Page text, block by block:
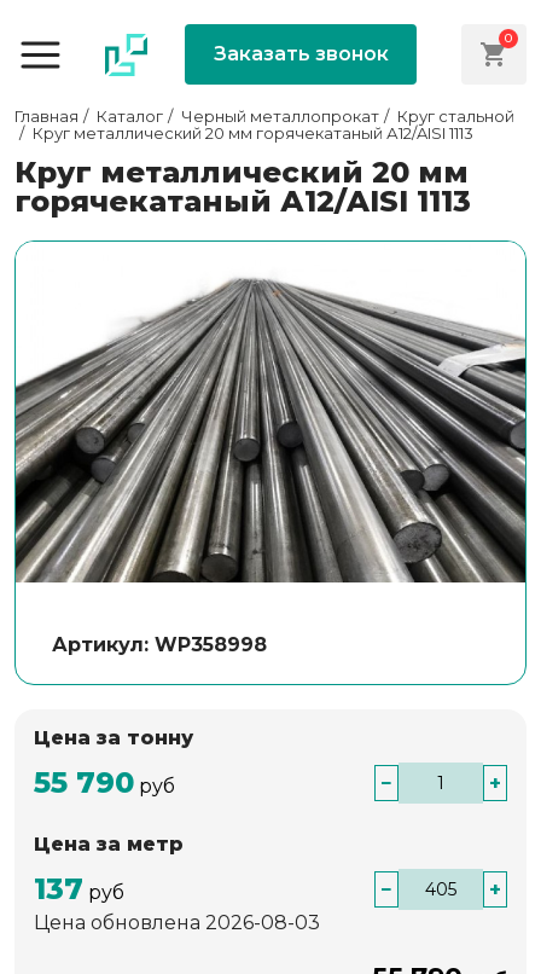
Заказать звонок
0
Главная Каталог Черный металлопрокат
Круг стальной
Круг металлический 20 мм горячекатаный А12/AISI 1113
Круг металлический 20 мм
горячекатаный А12/AISI 1113
Артикул: WP358998
Цена за тонну
55 790 руб − +
Цена за метр
137 руб −
+
Цена обновлена 2026-08-03